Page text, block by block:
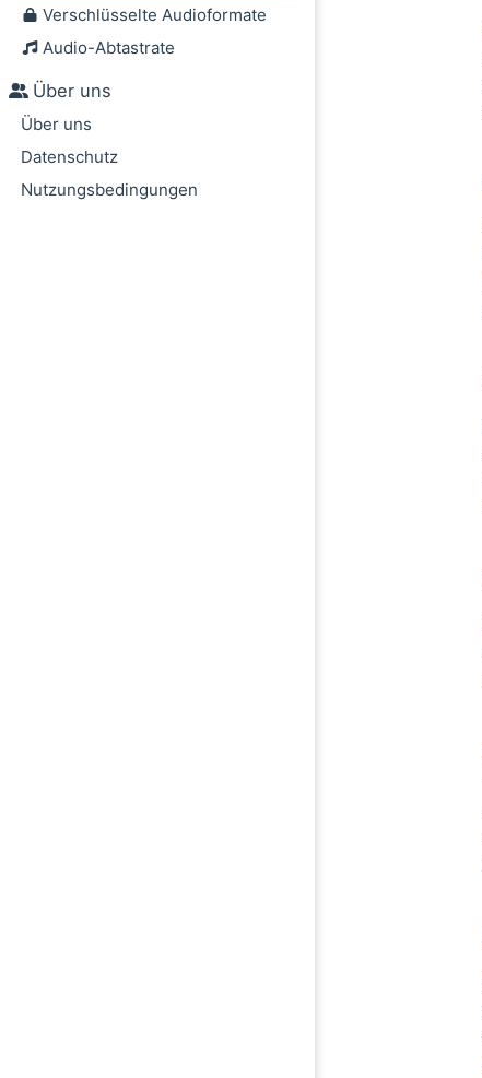
Verschlüsselte Audioformate
Audio-Abtastrate
Über uns
Über uns
Datenschutz
Nutzungsbedingungen